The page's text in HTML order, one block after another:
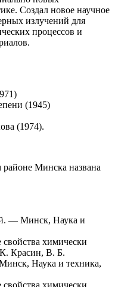
Создал новое научное
излучений для
процессов и
(1945)
(1974).
Минска названа
— Минск, Наука и
химически
Красин, В. Б.
Наука и техника,
химически